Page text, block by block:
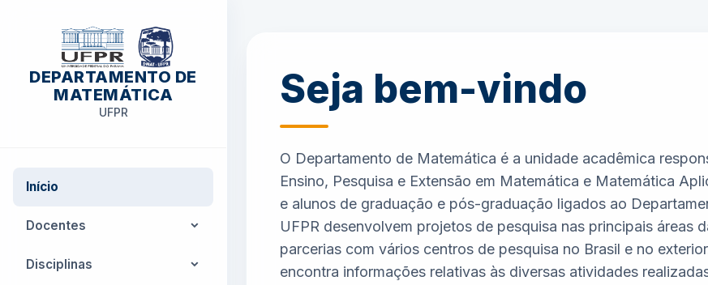
DEPARTAMENTO DE
MATEMÁTICA
UFPR
Início
Docentes
Corpo docente
Disciplinas
Seja bem-vindo
O Departamento de Matemática é a unidade acadêmica
Ensino, Pesquisa e Extensão em Matemática e Matemática
e alunos de graduação e pós-graduação ligados ao
UFPR desenvolvem projetos de pesquisa nas principais áreas
parcerias com vários centros de pesquisa no Brasil e no
encontra informações relativas às diversas atividades